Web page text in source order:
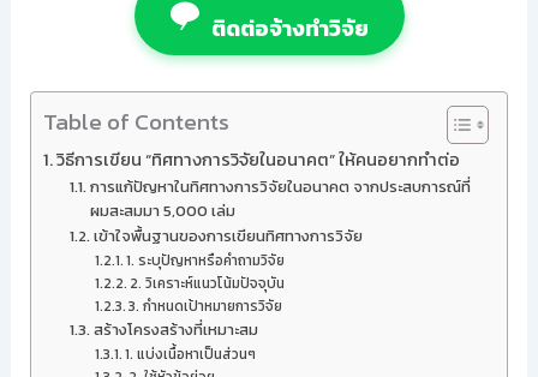
ติดต่อจ้างทำวิจัย
Table of Contents
วิธีการเขียน “ทิศทางการวิจัยในอนาคต” ให้คนอยากทำต่อ
การแก้ปัญหาในทิศทางการวิจัยในอนาคต จากประสบการณ์ที่
ผมสะสมมา 5,000 เล่ม
เข้าใจพื้นฐานของการเขียนทิศทางการวิจัย
1. ระบุปัญหาหรือคำถามวิจัย
2. วิเคราะห์แนวโน้มปัจจุบัน
3. กำหนดเป้าหมายการวิจัย
สร้างโครงสร้างที่เหมาะสม
1. แบ่งเนื้อหาเป็นส่วนๆ